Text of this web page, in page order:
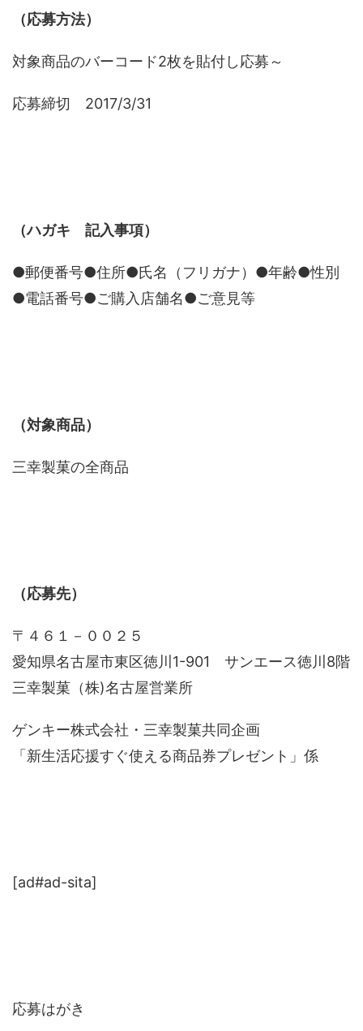
（応募方法）
対象商品のバーコード2枚を貼付し応募～
応募締切 2017/3/31
（ハガキ 記入事項）
●郵便番号●住所●氏名（フリガナ）●年齢●性別
●電話番号●ご購入店舗名●ご意見等
（対象商品）
三幸製菓の全商品
（応募先）
〒４６１－００２５
愛知県名古屋市東区徳川1-901 サンエース徳川8階
三幸製菓（株)名古屋営業所
ゲンキー株式会社・三幸製菓共同企画
「新生活応援すぐ使える商品券プレゼント」係
[ad#ad-sita]
応募はがき